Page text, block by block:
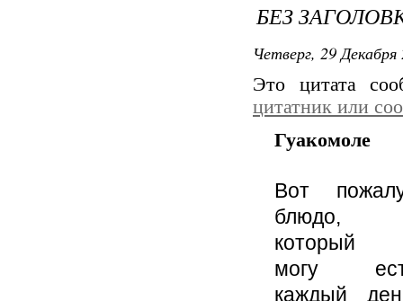
БЕЗ
Четверг, 29
Это цитата
цитатник или
Гуакомоле
Вот
блюдо,
который
могу
каждый